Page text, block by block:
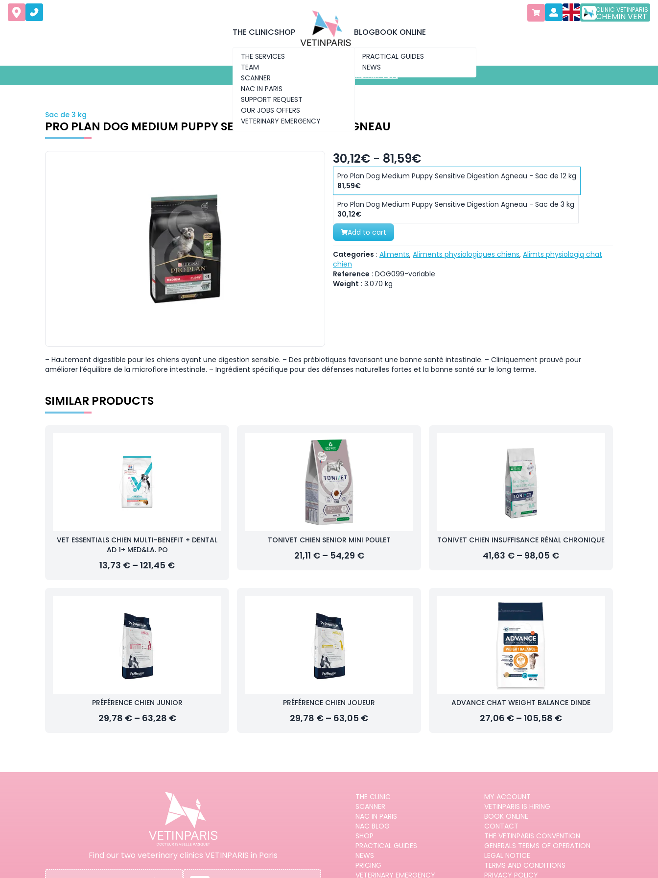
CLINIC VETINPARIS
CHEMIN VERT
THE CLINIC
THE SERVICES
TEAM
SCANNER
NAC IN PARIS
SUPPORT REQUEST
OUR JOBS OFFERS
VETERINARY EMERGENCY
SHOP BLOG
PRACTICAL GUIDES
NEWS
BOOK ONLINE
Discover the new clinic Chemin Vert
Discover the new clinic
Sac de 3 kg
PRO PLAN DOG MEDIUM PUPPY SENSITIVE DIGESTION AGNEAU
30,12€ - 81,59€
Pro Plan Dog Medium Puppy Sensitive Digestion Agneau - Sac de 12 kg
81,59€
Pro Plan Dog Medium Puppy Sensitive Digestion Agneau - Sac de 3 kg
30,12€
Add to cart
Categories : Aliments, Aliments physiologiques chiens, Alimts physiologiq chat
chien
Reference : DOG099-variable
Weight : 3.070 kg
– Hautement digestible pour les chiens ayant une digestion sensible. – Des prébiotiques favorisant une bonne santé intestinale. – Cliniquement prouvé pour
améliorer l’équilibre de la microflore intestinale. – Ingrédient spécifique pour des défenses naturelles fortes et la bonne santé sur le long terme.
SIMILAR PRODUCTS
VET ESSENTIALS CHIEN MULTI-BENEFIT + DENTAL
AD 1+ MED&LA. PO
13,73 € – 121,45 €
TONIVET CHIEN SENIOR MINI POULET
21,11 € – 54,29 €
TONIVET CHIEN INSUFFISANCE RÉNAL CHRONIQUE
41,63 € – 98,05 €
PRÉFÉRENCE CHIEN JUNIOR
29,78 € – 63,28 €
PRÉFÉRENCE CHIEN JOUEUR
29,78 € – 63,05 €
ADVANCE CHAT WEIGHT BALANCE DINDE
27,06 € – 105,58 €
Find our two veterinary clinics VETINPARIS in Paris
THE CLINIC
SCANNER
NAC IN PARIS
NAC BLOG
SHOP
PRACTICAL GUIDES
NEWS
PRICING
VETERINARY EMERGENCY
MY ACCOUNT
VETINPARIS IS HIRING
BOOK ONLINE
CONTACT
THE VETINPARIS CONVENTION
GENERALS TERMS OF OPERATION
LEGAL NOTICE
TERMS AND CONDITIONS
PRIVACY POLICY